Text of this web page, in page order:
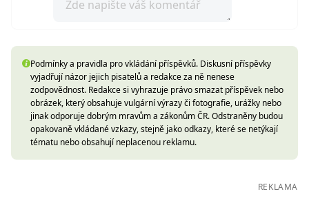
Podmínky a pravidla pro vkládání příspěvků. Diskusní příspěvky
vyjadřují názor jejich pisatelů a redakce za ně nenese
zodpovědnost. Redakce si vyhrazuje právo smazat příspěvek nebo
obrázek, který obsahuje vulgární výrazy či fotografie, urážky nebo
jinak odporuje dobrým mravům a zákonům ČR. Odstraněny budou
opakovaně vkládané vzkazy, stejně jako odkazy, které se netýkají
tématu nebo obsahují neplacenou reklamu.
REKLAMA